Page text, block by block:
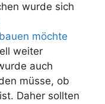
wurde sich
möchte
weiter
auch
müsse, ob
Daher sollten